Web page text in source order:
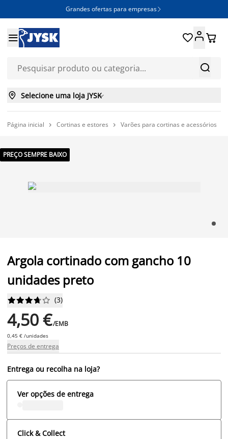
Grandes ofertas para empresas 


 
 Selecione uma loja JYSK
Página inicial  Cortinas e estores  Varões para cortinas e acessórios
PREÇO SEMPRE BAIXO
Argola cortinado com gancho 10
unidades preto





 (3)
4,50 €/EMB
0,45 € /unidades
Preços de entrega
Entrega ou recolha na loja?
Ver opções de entrega
Click & Collect